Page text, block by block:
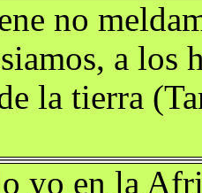
no
a los
la tierra
yo en la